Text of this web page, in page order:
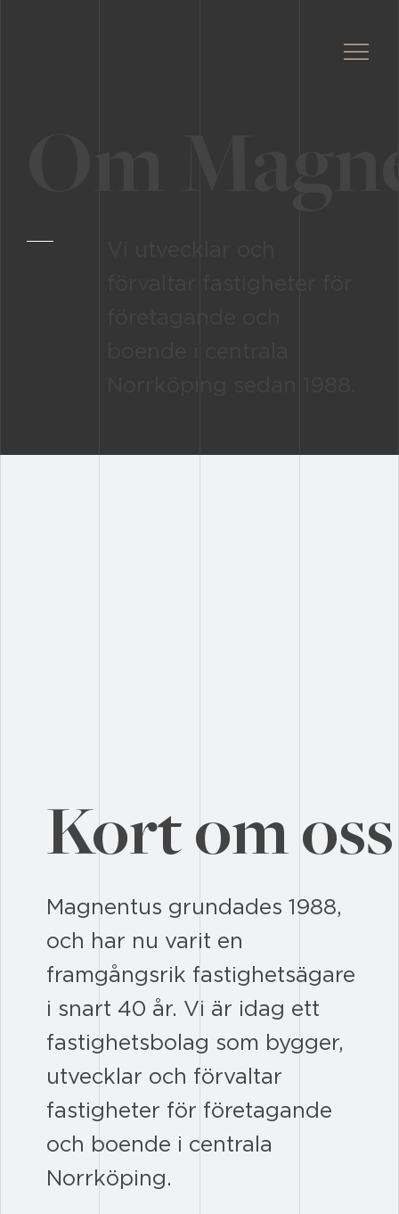
Kort om oss
Magnentus grundades 1988,
och har nu varit en
framgångsrik fastighetsägare
i snart 40 år. Vi är idag ett
fastighetsbolag som bygger,
utvecklar och förvaltar
fastigheter för företagande
och boende i centrala
Norrköping.